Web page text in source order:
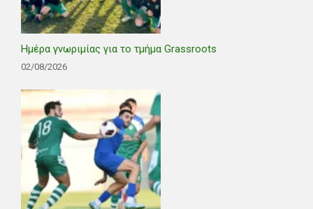
Ημέρα γνωριμίας για το τμήμα Grassroots
02/08/2026